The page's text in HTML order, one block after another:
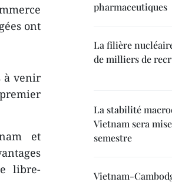
ont
à venir
et
libre-
pharmaceutiques
La filière
de milliers de
La stabilité
Vietnam sera
semestre
Vietnam-